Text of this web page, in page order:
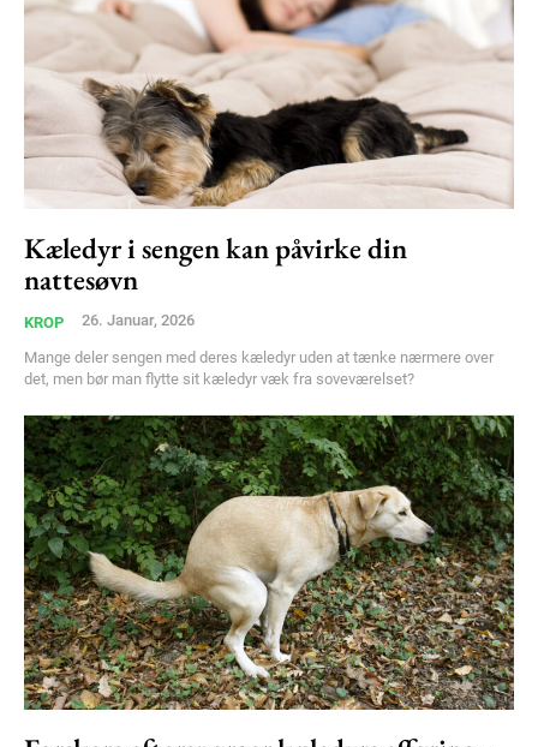
Subscription Plans
Free limited access
Kæledyr i sengen kan påvirke din
nattesøvn
KROP 26. Januar, 2026
Mange deler sengen med deres kæledyr uden at tænke nærmere over
det, men bør man flytte sit kæledyr væk fra soveværelset?